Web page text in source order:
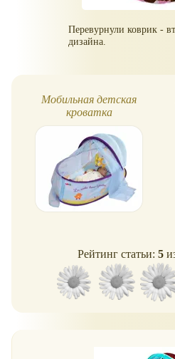
Перевурнули коврик -
дизайна.
Мобильная детская
кроватка
Рейтинг статьи: 5